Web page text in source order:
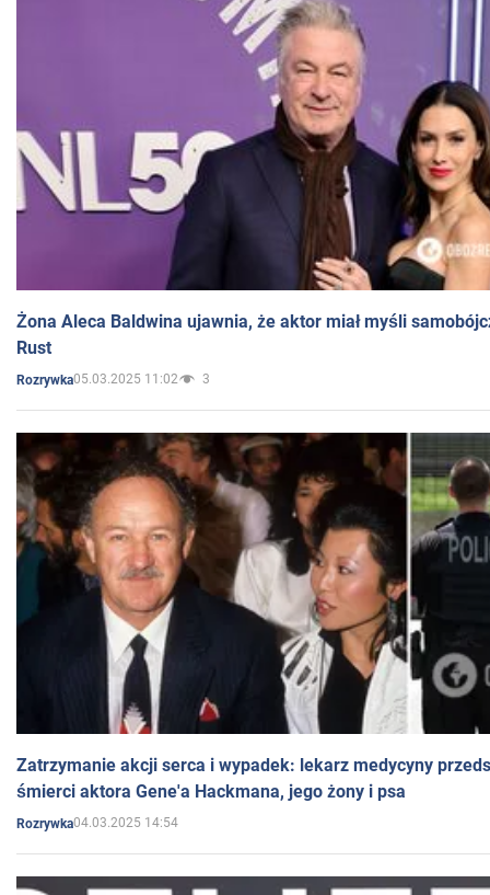
Żona Aleca Baldwina ujawnia, że aktor miał myśli
Rust
Rozrywka05.03.2025 11:02 3
Zatrzymanie akcji serca i wypadek: lekarz medycyny
śmierci aktora Gene'a Hackmana, jego żony i psa
Rozrywka04.03.2025 14:54